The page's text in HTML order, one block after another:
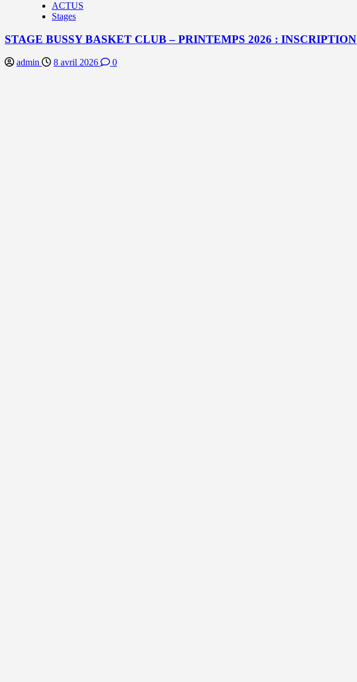
ACTUS
Stages
STAGE BUSSY BASKET CLUB – PRINTEMPS 2026 : INSCRIPTION
admin 8 avril 2026 0